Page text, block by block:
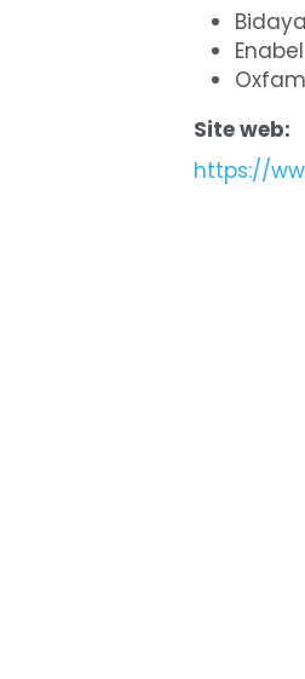
Bidaya
Enabel
Oxfam
Site web:
https://